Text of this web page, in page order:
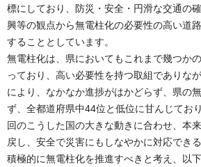
標にしており、防災・安全・円滑な交通の
興等の観点から無電柱化の必要性の高い道
することとしています。
無電柱化は、県においてもこれまで幾つか
っており、高い必要性を持つ取組でありな
により、なかなか進捗がはかどらず、県の
ず、全都道府県中44位と低位に甘んじてお
回のこうした国の大きな動きに合わせ、本
戻し、安全で災害にもしなやかに対応でき
積極的に無電柱化を推進すべきと考え、以